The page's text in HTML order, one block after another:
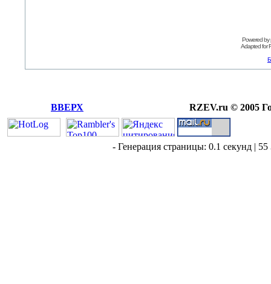
Powered by
Adapted for
ВВЕРХ RZEV.ru © 2005
- Генерация страницы: 0.1 секунд |